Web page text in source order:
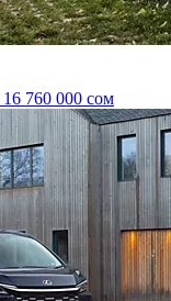
16 760 000 сом